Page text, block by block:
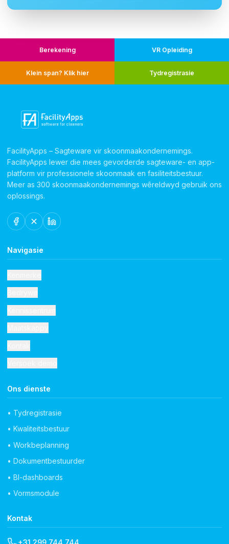
Berekening VR Opleiding
Klein span? Klik hier Tydregistrasie
FacilityApps – Sagteware vir skoonmaakondernemings.
FacilityApps lewer die mees gevorderde sagteware- en app-
platform vir professionele skoonmaak en fasiliteitsbestuur.
Meer as 300 skoonmaakondernemings wêreldwyd gebruik ons
oplossings.
Navigasie
Ons dienste
• Tydregistrasie
• Kwaliteitsbestuur
• Workbeplanning
• Dokumentbestuurder
• BI-dashboards
• Vormsmodule
Kontak
+31 299 744 744